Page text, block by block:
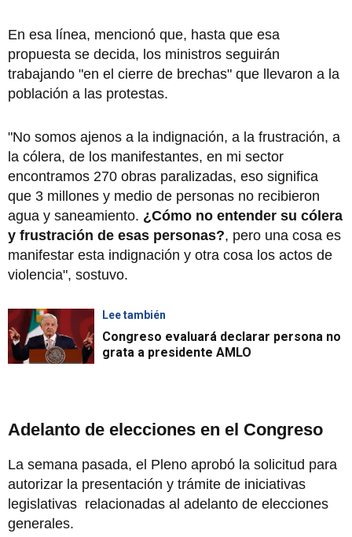
En esa línea, mencionó que, hasta que esa
propuesta se decida, los ministros seguirán
trabajando "en el cierre de brechas" que llevaron a la
población a las protestas.
"No somos ajenos a la indignación, a la frustración, a
la cólera, de los manifestantes, en mi sector
encontramos 270 obras paralizadas, eso significa
que 3 millones y medio de personas no recibieron
agua y saneamiento. ¿Cómo no entender su cólera
y frustración de esas personas?, pero una cosa es
manifestar esta indignación y otra cosa los actos de
violencia", sostuvo.
Lee también
Congreso evaluará declarar persona no
grata a presidente AMLO
Adelanto de elecciones en el Congreso
La semana pasada, el Pleno aprobó la solicitud para
autorizar la presentación y trámite de iniciativas
legislativas relacionadas al adelanto de elecciones
generales.